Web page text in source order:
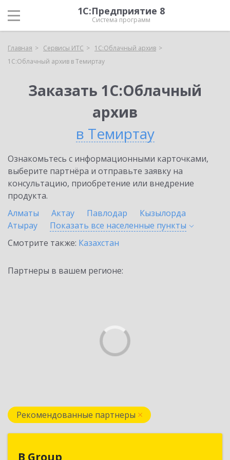
1С:Предприятие 8
Система программ
Главная Сервисы ИТС
1С:Облачный архив
1С:Облачный архив в Темиртау
Заказать 1С:Облачный
архив
в Темиртау
Ознакомьтесь с информационными карточками,
выберите партнёра и отправьте заявку на
консультацию, приобретение или внедрение
продукта.
Алматы
Актау Павлодар
Кызылорда
Атырау
Показать все населенные пункты
Смотрите также: Казахстан
Партнеры в вашем регионе:
Рекомендованные партнеры
B Group